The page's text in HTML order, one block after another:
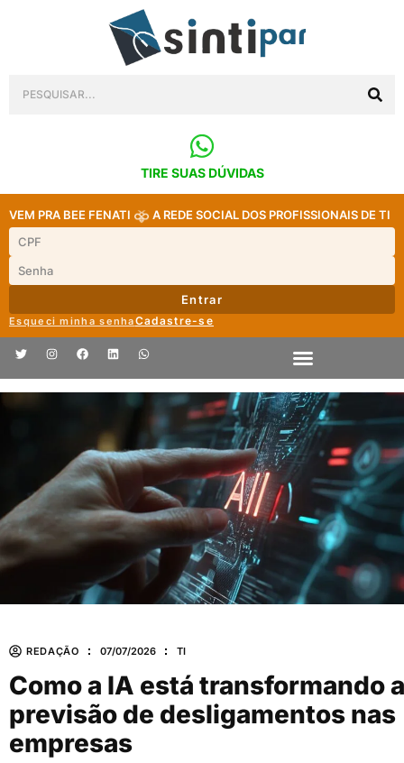
TIRE SUAS DÚVIDAS
VEM PRA BEE FENATI A REDE SOCIAL DOS PROFISSIONAIS DE TI
Entrar
Esqueci minha senhaCadastre-se
REDAÇÃO 07/07/2026 TI
Como a IA está transformando a
previsão de desligamentos nas
empresas